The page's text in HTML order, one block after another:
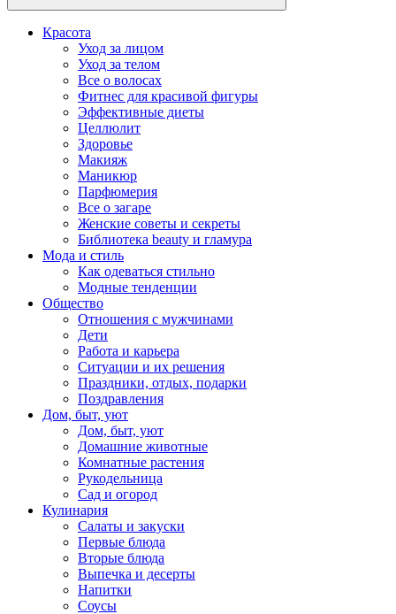
Красота
Уход за лицом
Уход за телом
Все о волосах
Фитнес для красивой фигуры
Эффективные диеты
Целлюлит
Здоровье
Макияж
Маникюр
Парфюмерия
Все о загаре
Женские советы и секреты
Библиотека beauty и гламура
Мода и стиль
Как одеваться стильно
Модные тенденции
Общество
Отношения с мужчинами
Дети
Работа и карьера
Ситуации и их решения
Праздники, отдых, подарки
Поздравления
Дом, быт, уют
Дом, быт, уют
Домашние животные
Комнатные растения
Рукодельница
Сад и огород
Кулинария
Салаты и закуски
Первые блюда
Вторые блюда
Выпечка и десерты
Напитки
Соусы